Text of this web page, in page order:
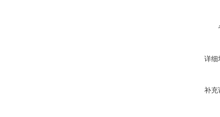
详细
补充